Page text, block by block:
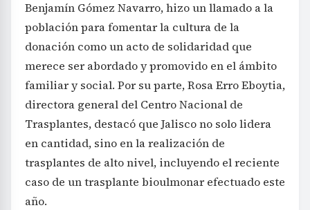
Benjamín Gómez Navarro, hizo un llamado a la
población para fomentar la cultura de la
donación como un acto de solidaridad que
merece ser abordado y promovido en el ámbito
familiar y social. Por su parte, Rosa Erro Eboytia,
directora general del Centro Nacional de
Trasplantes, destacó que Jalisco no solo lidera
en cantidad, sino en la realización de
trasplantes de alto nivel, incluyendo el reciente
caso de un trasplante bioulmonar efectuado este
año.